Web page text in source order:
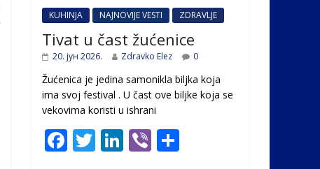
KUHINJA NAJNOVIJE VESTI ZDRAVLJE
Tivat u čast žućenice
20. јун 2026. Zdravko Elez 0
Žućenica je jedina samonikla biljka koja
ima svoj festival . U čast ovе biljke koja se
vekovima koristi u ishrani
F T Li Vi